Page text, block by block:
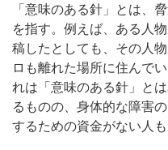
「意味のある針」とは、
を指す。例えば、ある人
稿したとしても、その人
ロも離れた場所に住んで
れは「意味のある針」と
るものの、身体的な障害
するための資金がない人も